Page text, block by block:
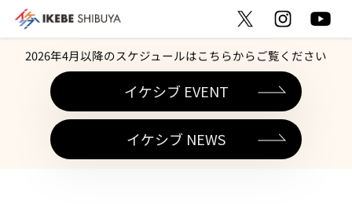
2026年4月以降のスケジュールはこちらからご覧ください
イケシブ EVENT
イケシブ NEWS